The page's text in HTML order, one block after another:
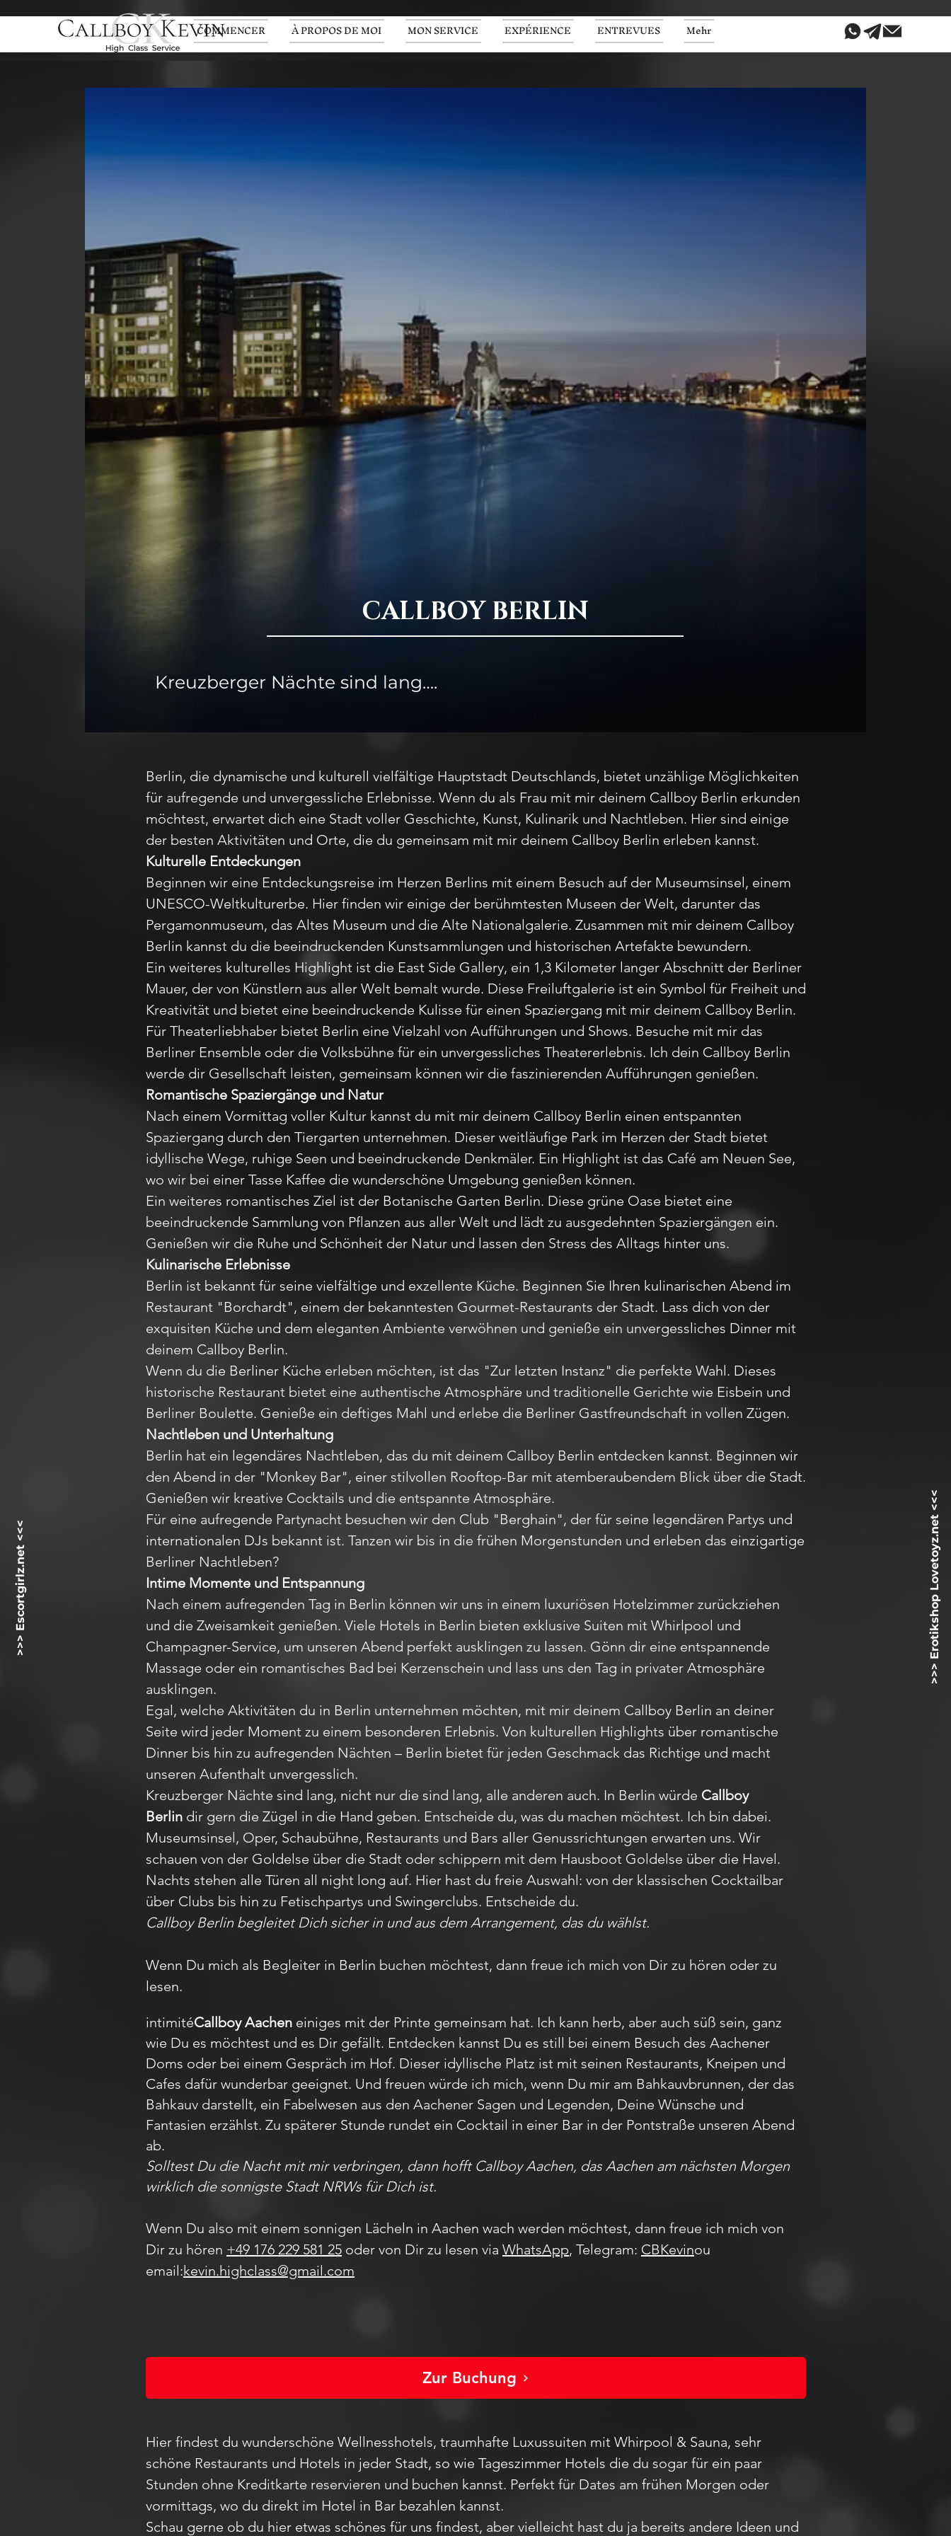
COMMENCER À PROPOS DE MOI MON SERVICE EXPÉRIENCE ENTREVUES Mehr
>>> Erotikshop Lovetoyz.net <<<
>>> Escortgirlz.net <<<
CALLBOY BERLIN
Kreuzberger Nächte sind lang….
Berlin, die dynamische und kulturell vielfältige Hauptstadt Deutschlands, bietet unzählige Möglichkeiten
für aufregende und unvergessliche Erlebnisse. Wenn du als Frau mit mir deinem Callboy Berlin erkunden
möchtest, erwartet dich eine Stadt voller Geschichte, Kunst, Kulinarik und Nachtleben. Hier sind einige
der besten Aktivitäten und Orte, die du gemeinsam mit mir deinem Callboy Berlin erleben kannst.
Kulturelle Entdeckungen
Beginnen wir eine Entdeckungsreise im Herzen Berlins mit einem Besuch auf der Museumsinsel, einem
UNESCO-Weltkulturerbe. Hier finden wir einige der berühmtesten Museen der Welt, darunter das
Pergamonmuseum, das Altes Museum und die Alte Nationalgalerie. Zusammen mit mir deinem Callboy
Berlin kannst du die beeindruckenden Kunstsammlungen und historischen Artefakte bewundern.
Ein weiteres kulturelles Highlight ist die East Side Gallery, ein 1,3 Kilometer langer Abschnitt der Berliner
Mauer, der von Künstlern aus aller Welt bemalt wurde. Diese Freiluftgalerie ist ein Symbol für Freiheit und
Kreativität und bietet eine beeindruckende Kulisse für einen Spaziergang mit mir deinem Callboy Berlin.
Für Theaterliebhaber bietet Berlin eine Vielzahl von Aufführungen und Shows. Besuche mit mir das
Berliner Ensemble oder die Volksbühne für ein unvergessliches Theatererlebnis. Ich dein Callboy Berlin
werde dir Gesellschaft leisten, gemeinsam können wir die faszinierenden Aufführungen genießen.
Romantische Spaziergänge und Natur
Nach einem Vormittag voller Kultur kannst du mit mir deinem Callboy Berlin einen entspannten
Spaziergang durch den Tiergarten unternehmen. Dieser weitläufige Park im Herzen der Stadt bietet
idyllische Wege, ruhige Seen und beeindruckende Denkmäler. Ein Highlight ist das Café am Neuen See,
wo wir bei einer Tasse Kaffee die wunderschöne Umgebung genießen können.
Ein weiteres romantisches Ziel ist der Botanische Garten Berlin. Diese grüne Oase bietet eine
beeindruckende Sammlung von Pflanzen aus aller Welt und lädt zu ausgedehnten Spaziergängen ein.
Genießen wir die Ruhe und Schönheit der Natur und lassen den Stress des Alltags hinter uns.
Kulinarische Erlebnisse
Berlin ist bekannt für seine vielfältige und exzellente Küche. Beginnen Sie Ihren kulinarischen Abend im
Restaurant "Borchardt", einem der bekanntesten Gourmet-Restaurants der Stadt. Lass dich von der
exquisiten Küche und dem eleganten Ambiente verwöhnen und genieße ein unvergessliches Dinner mit
deinem Callboy Berlin.
Wenn du die Berliner Küche erleben möchten, ist das "Zur letzten Instanz" die perfekte Wahl. Dieses
historische Restaurant bietet eine authentische Atmosphäre und traditionelle Gerichte wie Eisbein und
Berliner Boulette. Genieße ein deftiges Mahl und erlebe die Berliner Gastfreundschaft in vollen Zügen.
Nachtleben und Unterhaltung
Berlin hat ein legendäres Nachtleben, das du mit deinem Callboy Berlin entdecken kannst. Beginnen wir
den Abend in der "Monkey Bar", einer stilvollen Rooftop-Bar mit atemberaubendem Blick über die Stadt.
Genießen wir kreative Cocktails und die entspannte Atmosphäre.
Für eine aufregende Partynacht besuchen wir den Club "Berghain", der für seine legendären Partys und
internationalen DJs bekannt ist. Tanzen wir bis in die frühen Morgenstunden und erleben das einzigartige
Berliner Nachtleben?
Intime Momente und Entspannung
Nach einem aufregenden Tag in Berlin können wir uns in einem luxuriösen Hotelzimmer zurückziehen
und die Zweisamkeit genießen. Viele Hotels in Berlin bieten exklusive Suiten mit Whirlpool und
Champagner-Service, um unseren Abend perfekt ausklingen zu lassen. Gönn dir eine entspannende
Massage oder ein romantisches Bad bei Kerzenschein und lass uns den Tag in privater Atmosphäre
ausklingen.
Egal, welche Aktivitäten du in Berlin unternehmen möchten, mit mir deinem Callboy Berlin an deiner
Seite wird jeder Moment zu einem besonderen Erlebnis. Von kulturellen Highlights über romantische
Dinner bis hin zu aufregenden Nächten – Berlin bietet für jeden Geschmack das Richtige und macht
unseren Aufenthalt unvergesslich.
Kreuzberger Nächte sind lang, nicht nur die sind lang, alle anderen auch. In Berlin würde Callboy
Berlin dir gern die Zügel in die Hand geben. Entscheide du, was du machen möchtest. Ich bin dabei.
Museumsinsel, Oper, Schaubühne, Restaurants und Bars aller Genussrichtungen erwarten uns. Wir
schauen von der Goldelse über die Stadt oder schippern mit dem Hausboot Goldelse über die Havel.
Nachts stehen alle Türen all night long auf. Hier hast du freie Auswahl: von der klassischen Cocktailbar
über Clubs bis hin zu Fetischpartys und Swingerclubs. Entscheide du.
Callboy Berlin begleitet Dich sicher in und aus dem Arrangement, das du wählst.
Wenn Du mich als Begleiter in Berlin buchen möchtest, dann freue ich mich von Dir zu hören oder zu
lesen.
intimitéCallboy Aachen einiges mit der Printe gemeinsam hat. Ich kann herb, aber auch süß sein, ganz
wie Du es möchtest und es Dir gefällt. Entdecken kannst Du es still bei einem Besuch des Aachener
Doms oder bei einem Gespräch im Hof. Dieser idyllische Platz ist mit seinen Restaurants, Kneipen und
Cafes dafür wunderbar geeignet. Und freuen würde ich mich, wenn Du mir am Bahkauvbrunnen, der das
Bahkauv darstellt, ein Fabelwesen aus den Aachener Sagen und Legenden, Deine Wünsche und
Fantasien erzählst. Zu späterer Stunde rundet ein Cocktail in einer Bar in der Pontstraße unseren Abend
ab.
Solltest Du die Nacht mit mir verbringen, dann hofft Callboy Aachen, das Aachen am nächsten Morgen
wirklich die sonnigste Stadt NRWs für Dich ist.
Wenn Du also mit einem sonnigen Lächeln in Aachen wach werden möchtest, dann freue ich mich von
Dir zu hören +49 176 229 581 25 oder von Dir zu lesen via WhatsApp, Telegram: CBKevinou
email:kevin.highclass@gmail.com
Zur Buchung
Hier findest du wunderschöne Wellnesshotels, traumhafte Luxussuiten mit Whirpool & Sauna, sehr
schöne Restaurants und Hotels in jeder Stadt, so wie Tageszimmer Hotels die du sogar für ein paar
Stunden ohne Kreditkarte reservieren und buchen kannst. Perfekt für Dates am frühen Morgen oder
vormittags, wo du direkt im Hotel in Bar bezahlen kannst.
Schau gerne ob du hier etwas schönes für uns findest, aber vielleicht hast du ja bereits andere Ideen und